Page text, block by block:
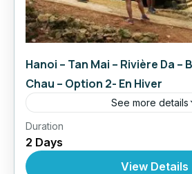
Hanoi – Tan Mai – Rivière Da –
Chau – Option 2- En Hiver
See more details
Circuit au Vietnam
De Tan Mai Sur La Rivière Noir-
Voyage Responsable
Duration
2 Days
View Details